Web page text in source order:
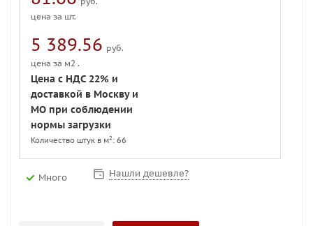
цена за шт.
5 389.56 руб.
цена за м2 .
Цена с НДС 22% и
доставкой в Москву и
МО при соблюдении
нормы загрузки
Количество штук в м2 : 66
Много Нашли дешевле?